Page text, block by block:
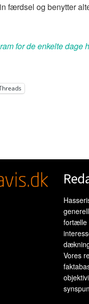
færdsel og benytter
for de enkelte dage
fortælle
Vores